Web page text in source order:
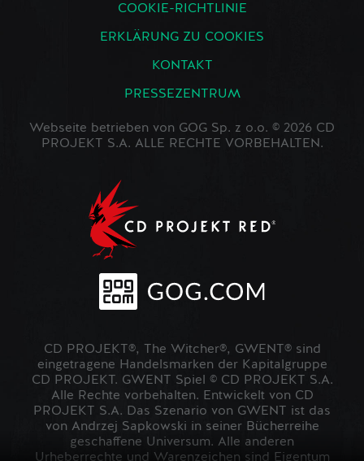
COOKIE-RICHTLINIE
ERKLÄRUNG ZU COOKIES
KONTAKT
PRESSEZENTRUM
Webseite betrieben von GOG Sp. z o.o. © 2026 CD
PROJEKT S.A. ALLE RECHTE VORBEHALTEN.
CD PROJEKT®, The Witcher®, GWENT® sind
eingetragene Handelsmarken der Kapitalgruppe
CD PROJEKT. GWENT Spiel © CD PROJEKT S.A.
Alle Rechte vorbehalten. Entwickelt von CD
PROJEKT S.A. Das Szenario von GWENT ist das
von Andrzej Sapkowski in seiner Bücherreihe
geschaffene Universum. Alle anderen
Urheberrechte und Warenzeichen sind Eigentum